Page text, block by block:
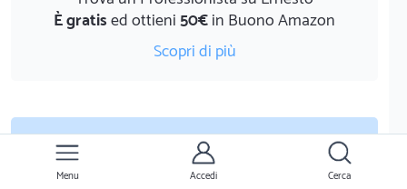
È gratised ottieni50€in Buono Amazon
Scopri di più
Trova tecnici a Terni per preventivi gratuiti
Menu Accedi Cerca